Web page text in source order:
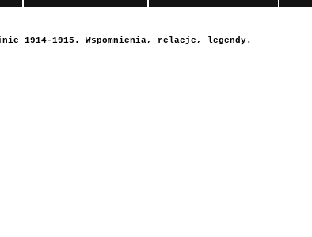
1914-1915. Wspomnienia, relacje, legendy.